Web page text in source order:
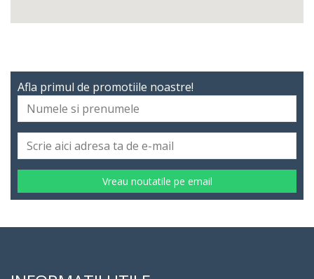
Afla primul de promotiile noastre!
Vreau noutatile pe email